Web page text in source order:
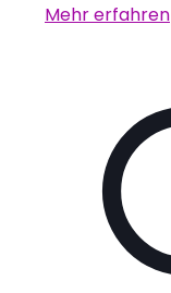
Mehr erfahren